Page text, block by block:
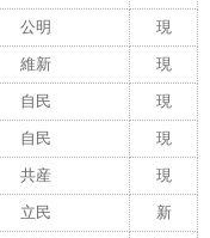
公明 現
維新 現
自民 現
自民 現
共産 現
立民 新